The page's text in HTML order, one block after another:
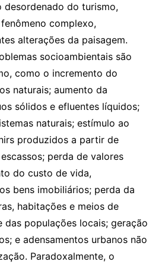
desordenado do turismo,
complexo,
alterações da paisagem.
socioambientais são
como o incremento do
naturais; aumento da
sólidos e efluentes líquidos;
naturais; estímulo ao
produzidos a partir de
perda de valores
do custo de vida,
bens imobiliários; perda da
habitações e meios de
populações locais; geração
e adensamentos urbanos não
Paradoxalmente, o